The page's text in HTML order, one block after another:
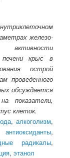
железо-
активности
крыс в
острой
проведенного
обсуждается
показатели,
клеток.
, алкоголизм,
антиоксиданты,
радикалы,
,этанол